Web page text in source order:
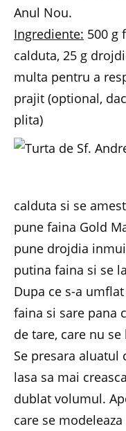
Anul Nou.
Ingrediente: 500 g
calduta, 25 g
multa pentru a
prajit (optional,
plita)
calduta si se
pune faina Gold
pune drojdia
putina faina si se
Dupa ce s-a
faina si sare pana
de tare, care nu
Se presara aluatul
lasa sa mai
dublat volumul.
care se